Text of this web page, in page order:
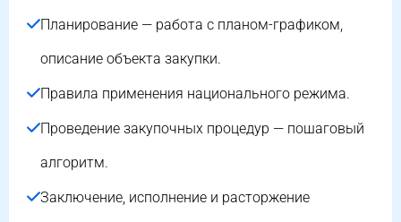
Планирование — работа с планом-графиком,
описание объекта закупки.
Правила применения национального режима.
Проведение закупочных процедур — пошаговый
алгоритм.
Заключение, исполнение и расторжение